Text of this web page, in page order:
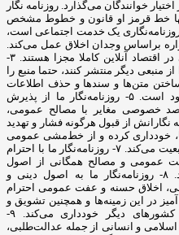
خوانندگان می‌گذارد. روزنامه نگار
خط قرمز او قانون و خطوط مشخص
توسط مقام معظم رهبری است. ۲- روزنامه‌نگاری یک خدمت اجتماعی است،
براساس وجدان اخلاق عمل می‌کند.
در این راستا بخش خبر و بخش بازرگانی در اقتصاد آنلاین کاملا مجزا هستند. ۳-
از منبعی دیگر منتشر کنند، حتما منبع را
ساختن متن‌ها و سندها و حذف اطلاعات
اساسی رویدادها در اقتصاد آنلاین مطرود است. ۵- روزنامه‌نگار ما از پذیرش
خصوصی مغایر با مصالح عمومی،
و روزنامه نگارانش از قبول هرگونه فشار و تهدید
خودداری کرده و از خط‌مشی عمومی
رسانه و اصول شرافت حرفه ای خویش تبعیت می‌کند. ۷- روزنامه‌نگار ما با احترام
عمومی و مصالح همگانی از اصول
شرافت حرفه‌ای خویشتن تبعیت می‌کند. ۸- روزنامه‌نگار ما به اصول دینی و
اخلاق حسنه و عفت عمومی احترام
در این زمینه‌ها و همچنین تشویق و
تحریک به جنگ تجاوزکارانه نسبت به کشورهای دیگر خودداری می‌کند. ۹-
و انسانی از جمله عدالت‌طلبی،